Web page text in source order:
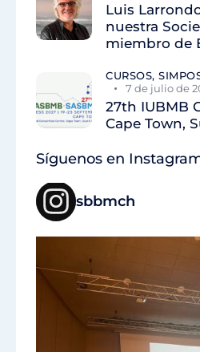
Luis
nuestra
miembro de
CURSOS,
7 de julio de
27th IUBMB
Cape Town,
Síguenos en
sbbmch